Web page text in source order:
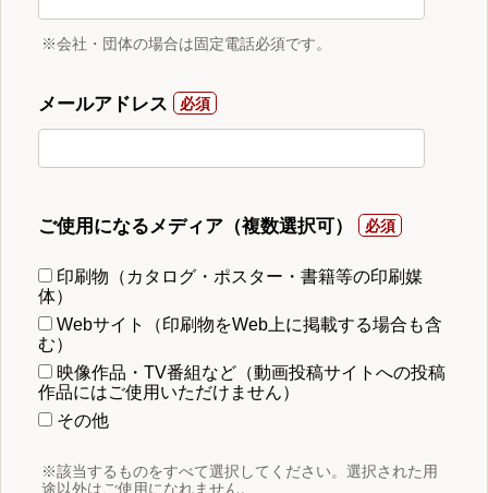
※会社・団体の場合は固定電話必須です。
メールアドレス
ご使用になるメディア（複数選択可）
印刷物（カタログ・ポスター・書籍等の印刷媒
体）
Webサイト（印刷物をWeb上に掲載する場合も含
む）
映像作品・TV番組など（動画投稿サイトへの投稿
作品にはご使用いただけません）
その他
※該当するものをすべて選択してください。選択された用
途以外はご使用になれません。